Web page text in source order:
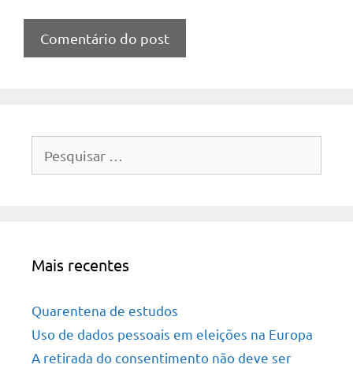
por:
Mais recentes
Quarentena de estudos
Uso de dados pessoais em eleições na Europa
A retirada do consentimento não deve ser